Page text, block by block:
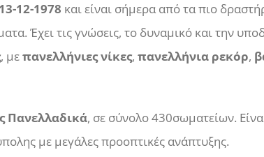
12-1978 και είναι σήμερα από τα πιο
Έχει τις γνώσεις, το δυναμικό και την
, μεπανελλήνιες νίκες,πανελλήνια ρεκόρ,
Πανελλαδικά, σε σύνολο 430σωματείων.
με μεγάλες προοπτικές ανάπτυξης.